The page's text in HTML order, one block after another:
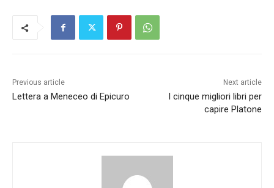
Previous article
Lettera a Meneceo di Epicuro
Next article
I cinque migliori libri per
capire Platone